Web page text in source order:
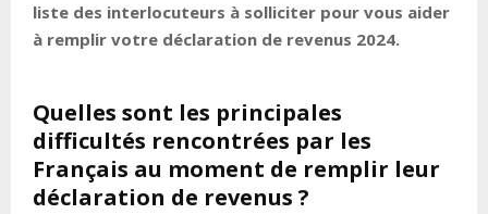
liste des interlocuteurs à solliciter pour vous aider
à remplir votre déclaration de revenus 2024.
Quelles sont les principales
difficultés rencontrées par les
Français au moment de remplir leur
déclaration de revenus ?